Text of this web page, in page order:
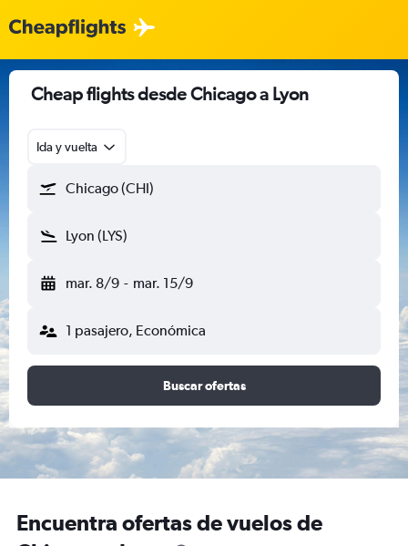
Cheap flights desde Chicago a Lyon
Ida y vuelta
Chicago (CHI)
Lyon (LYS)
mar. 8/9 - mar. 15/9
1 pasajero, Económica
Buscar ofertas
Encuentra ofertas de vuelos de